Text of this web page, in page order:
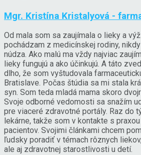
Mgr. Kristína Kristalyová -
Od mala som sa zaujímala o lieky a
pochádzam z medicínskej rodiny,
núdza. Ako malú ma vždy najviac
lieky fungujú a ako účinkujú. A táto
dlho, že som vyštudovala
Bratislave. Počas štúdia sa mi stala
syn. Som teda mladá mama skoro
Svoje odborné vedomosti sa snažím
pre viaceré zdravotné portály. Raz do
lekárne, takže som v kontakte s
pacientov. Svojimi článkami chcem
ľudsky poradiť v témach rôznych
ale aj zdravotnej starostlivosti u detí.